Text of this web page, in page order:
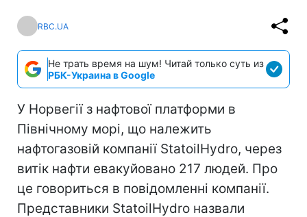
RBC.UA
Не трать время на шум! Читай только суть из
РБК-Украина в Google
У Норвегії з нафтової платформи в
Північному морі, що належить
нафтогазовій компанії StatoilHydro, через
витік нафти евакуйовано 217 людей. Про
це говориться в повідомленні компанії.
Представники StatoilHydro назвали